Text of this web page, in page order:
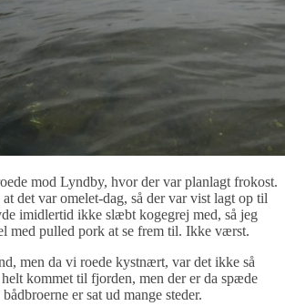
mod Lyndby, hvor der var planlagt frokost.
det var omelet-dag, så der var vist lagt op til
imidlertid ikke slæbt kogegrej med, så jeg
med pulled pork at se frem til. Ikke værst.
men da vi roede kystnært, var det ikke så
kommet til fjorden, men der er da spæde
er sat ud mange steder.